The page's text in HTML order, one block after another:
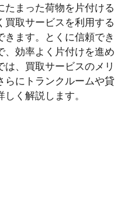
たまった荷物を片付ける
取サービスを利用する
きます。とくに信頼でき
、効率よく片付けを進め
、買取サービスのメリ
らにトランクルームや貸
く解説します。